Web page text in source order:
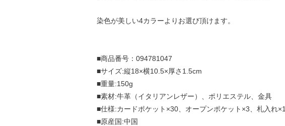
染色が美しい4カラーよりお選び頂けます。
■商品番号：094781047
■サイズ:縦18×横10.5×厚さ1.5cm
■重量:150g
■素材:牛革（イタリアンレザー）、ポリエステル、金具
■仕様:カードポケット×30、オープンポケット×3、札入れ×1
■原産国:中国